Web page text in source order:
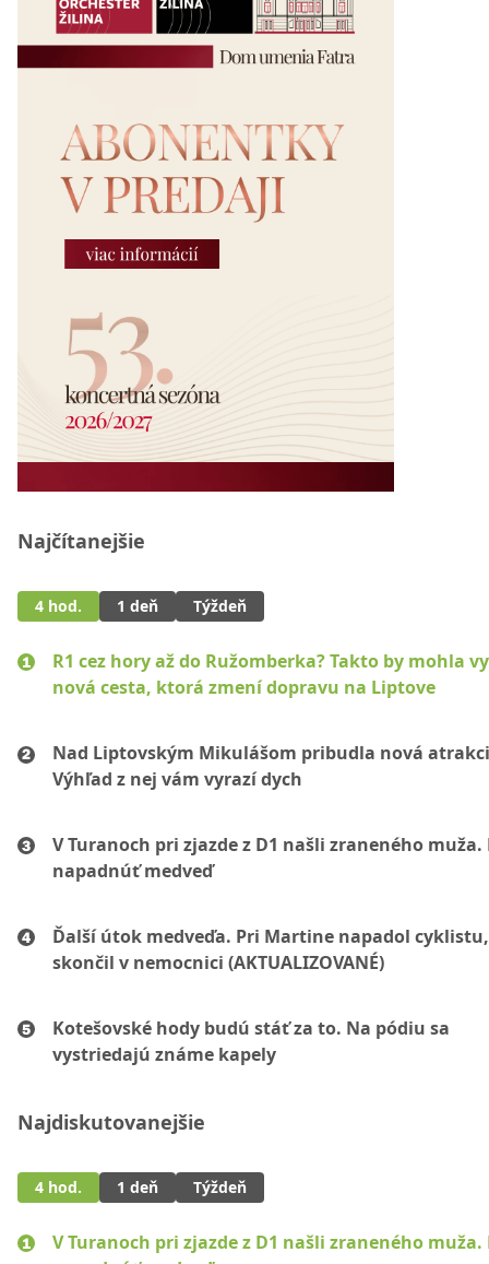
Najčítanejšie
4 hod. 1 deň Týždeň
R1 cez hory až do Ružomberka? Takto by mohla
nová cesta, ktorá zmení dopravu na Liptove
Nad Liptovským Mikulášom pribudla nová
Výhľad z nej vám vyrazí dych
V Turanoch pri zjazde z D1 našli zraneného muža.
napadnúť medveď
Ďalší útok medveďa. Pri Martine napadol
skončil v nemocnici (AKTUALIZOVANÉ)
Kotešovské hody budú stáť za to. Na pódiu sa
vystriedajú známe kapely
Najdiskutovanejšie
4 hod. 1 deň Týždeň
V Turanoch pri zjazde z D1 našli zraneného muža.